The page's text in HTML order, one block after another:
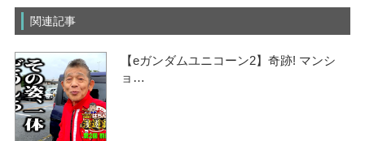
関連記事
【eガンダムユニコーン2】奇跡! マンシ
ョ…